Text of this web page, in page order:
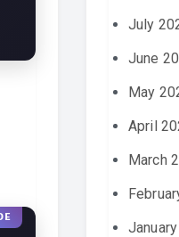
July
June
May
April
March